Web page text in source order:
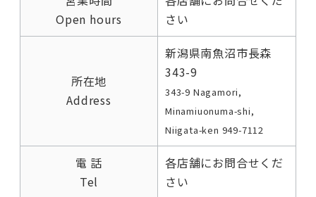
Open hours
さい
所在地
Address
新潟県南魚沼市長森
343-9
343-9 Nagamori,
Minamiuonuma-shi,
Niigata-ken 949-7112
電 話
Tel
各店舗にお問合せくだ
さい